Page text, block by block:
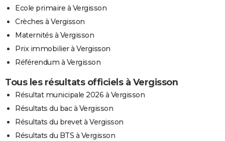
Ecole primaire à Vergisson
Crèches à Vergisson
Maternités à Vergisson
Prix immobilier à Vergisson
Référendum à Vergisson
Tous les résultats officiels à Vergisson
Résultat municipale 2026 à Vergisson
Résultats du bac à Vergisson
Résultats du brevet à Vergisson
Résultats du BTS à Vergisson